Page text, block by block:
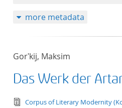
more metadata
Gorʹkij, Maksim
Das Werk der
text/
Corpus of Literary Modernity